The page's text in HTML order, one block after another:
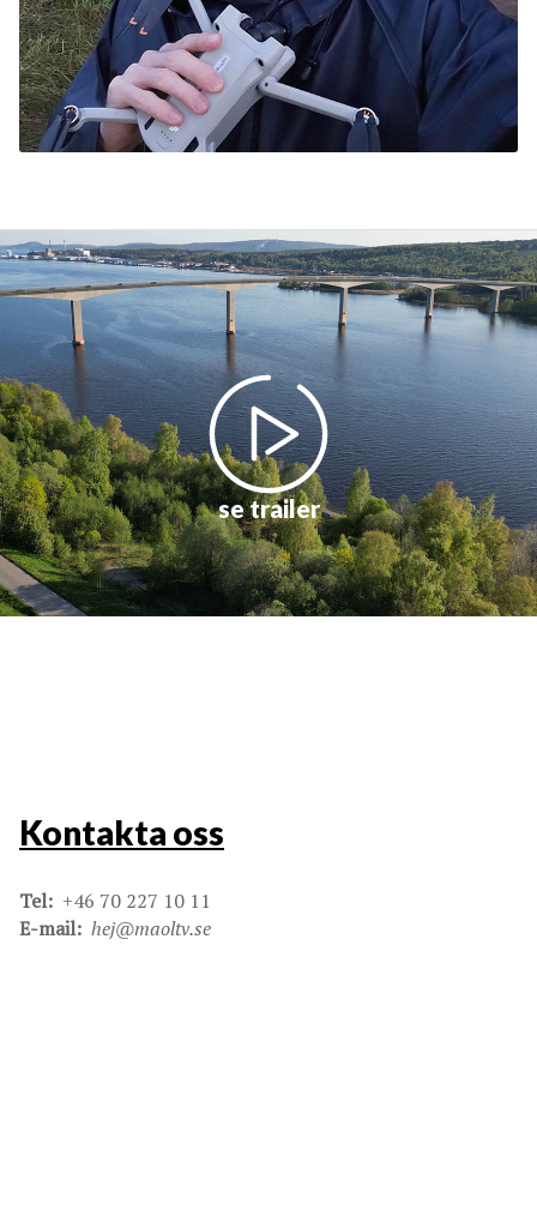
se trailer
Kontakta oss
Tel: +46 70 227 10 11
E-mail: hej@maoltv.se